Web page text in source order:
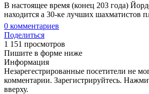
В настоящее время (конец 203 года)
находится а 30-ке лучших шахматистов
0 комментариев
Поделиться
1 151 просмотров
Пишите в форме ниже
Информация
Незарегестрированные посетители не
комментарии. Зарегистрируйтесь.
вверху.